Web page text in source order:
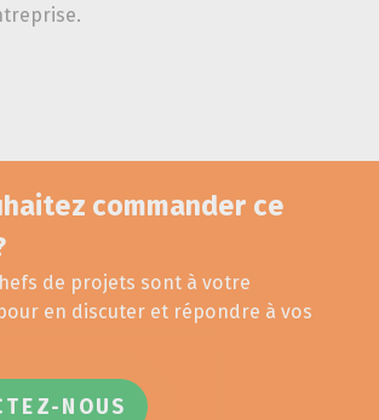
commander ce
de projets sont à votre
en discuter et répondre à vos
NOUS